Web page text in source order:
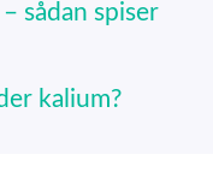
sådan spiser
kalium?